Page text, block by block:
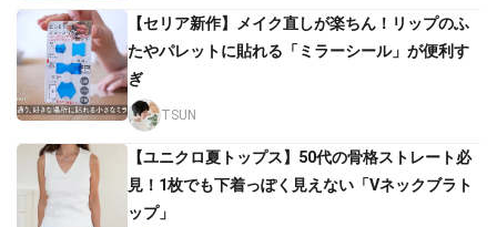
【セリア新作】メイク直しが楽ちん！リップのふ
たやパレットに貼れる「ミラーシール」が便利す
ぎ
TSUN
【ユニクロ夏トップス】50代の骨格ストレート必
見！1枚でも下着っぽく見えない「Vネックブラト
ップ」